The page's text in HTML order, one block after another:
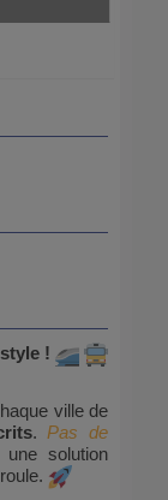
!
ville de
. Pas de
solution